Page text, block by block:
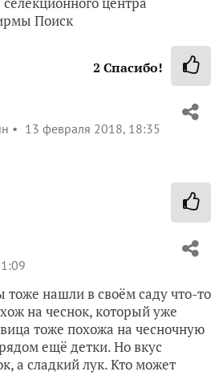
Поиск
2 Спасибо!
13 февраля 2018, 18:35
тоже нашли в своём саду что-то
на чеснок, который уже
тоже похожа на чесночную
ещё детки. Но вкус
а сладкий лук. Кто может